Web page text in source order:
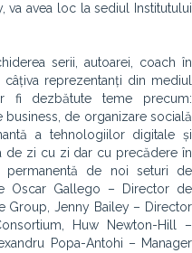
va avea loc la sediul Institutului
serii, autoarei, coach în
reprezentanți din mediul
fi dezbătute teme precum:
de organizare socială
a tehnologiilor digitale și
de zi cu zi dar cu precădere în
permanentă de noi seturi de
Oscar Gallego – Director de
Group, Jenny Bailey – Director
Huw Newton-Hill –
Popa-Antohi – Manager